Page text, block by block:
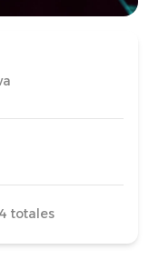
totales